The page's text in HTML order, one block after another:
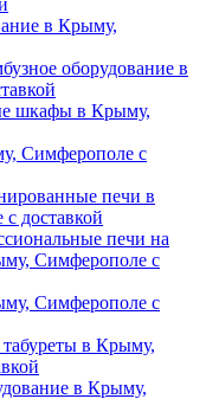
в Крыму,
оборудование в
шкафы в Крыму,
Симферополе с
печи в
доставкой
печи на
Симферополе с
Симферополе с
в Крыму,
в Крыму,